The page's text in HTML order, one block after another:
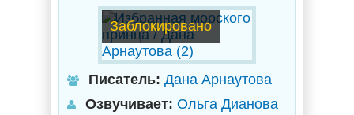
Заблокировано
Писатель: Дана Арнаутова
Озвучивает: Ольга Дианова